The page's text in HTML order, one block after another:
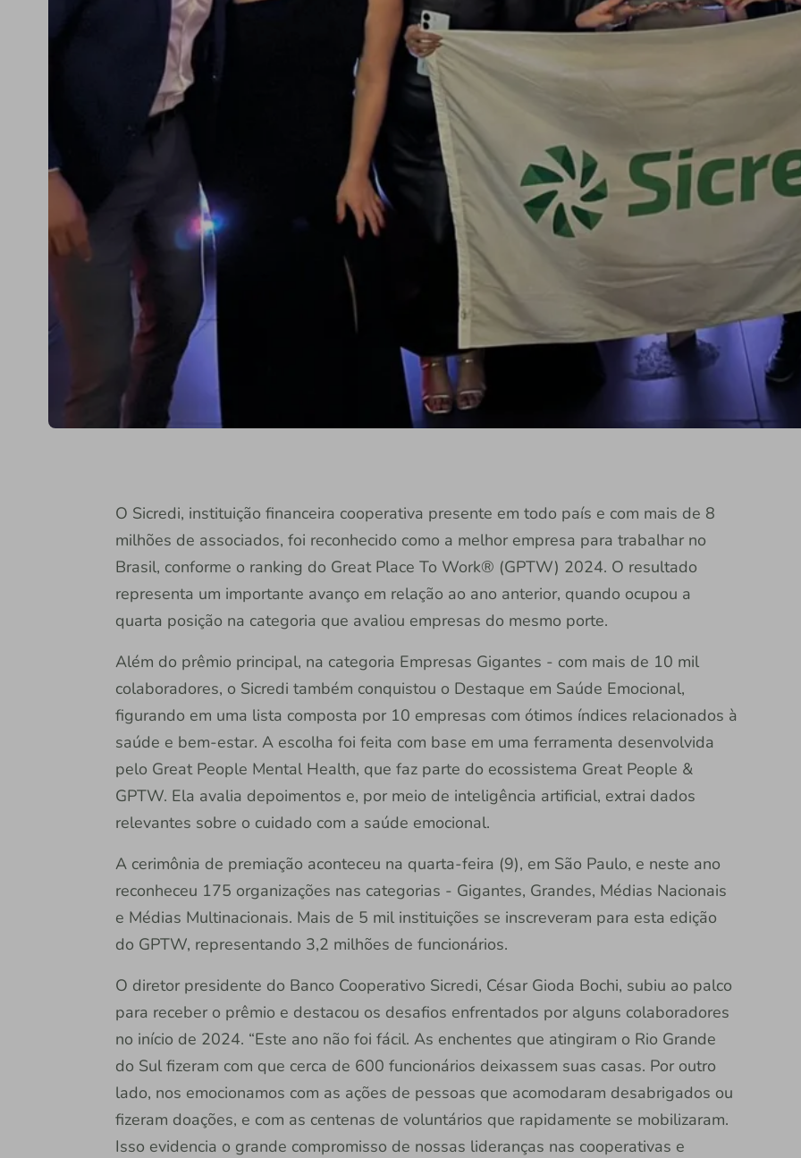
O Sicredi, instituição financeira cooperativa presente em todo país e com mais de 8
milhões de associados, foi reconhecido como a melhor empresa para trabalhar no
Brasil, conforme o ranking do Great Place To Work® (GPTW) 2024. O resultado
representa um importante avanço em relação ao ano anterior, quando ocupou a
quarta posição na categoria que avaliou empresas do mesmo porte.
Além do prêmio principal, na categoria Empresas Gigantes - com mais de 10 mil
colaboradores, o Sicredi também conquistou o Destaque em Saúde Emocional,
figurando em uma lista composta por 10 empresas com ótimos índices relacionados à
saúde e bem-estar. A escolha foi feita com base em uma ferramenta desenvolvida
pelo Great People Mental Health, que faz parte do ecossistema Great People &
GPTW. Ela avalia depoimentos e, por meio de inteligência artificial, extrai dados
relevantes sobre o cuidado com a saúde emocional.
A cerimônia de premiação aconteceu na quarta-feira (9), em São Paulo, e neste ano
reconheceu 175 organizações nas categorias - Gigantes, Grandes, Médias Nacionais
e Médias Multinacionais. Mais de 5 mil instituições se inscreveram para esta edição
do GPTW, representando 3,2 milhões de funcionários.
O diretor presidente do Banco Cooperativo Sicredi, César Gioda Bochi, subiu ao palco
para receber o prêmio e destacou os desafios enfrentados por alguns colaboradores
no início de 2024. “Este ano não foi fácil. As enchentes que atingiram o Rio Grande
do Sul fizeram com que cerca de 600 funcionários deixassem suas casas. Por outro
lado, nos emocionamos com as ações de pessoas que acomodaram desabrigados ou
fizeram doações, e com as centenas de voluntários que rapidamente se mobilizaram.
Isso evidencia o grande compromisso de nossas lideranças nas cooperativas e